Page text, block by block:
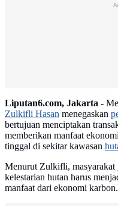
Liputan6.com, Jakarta -
Zulkifli Hasan menegaskan
bertujuan menciptakan
memberikan manfaat
tinggal di sekitar kawasan
Menurut Zulkifli, masyarakat
kelestarian hutan harus
manfaat dari ekonomi karbon.